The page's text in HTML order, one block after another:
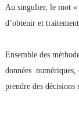
Au singulier, le mot
d’obtenir et
Ensemble des
données numériques,
prendre des décisions